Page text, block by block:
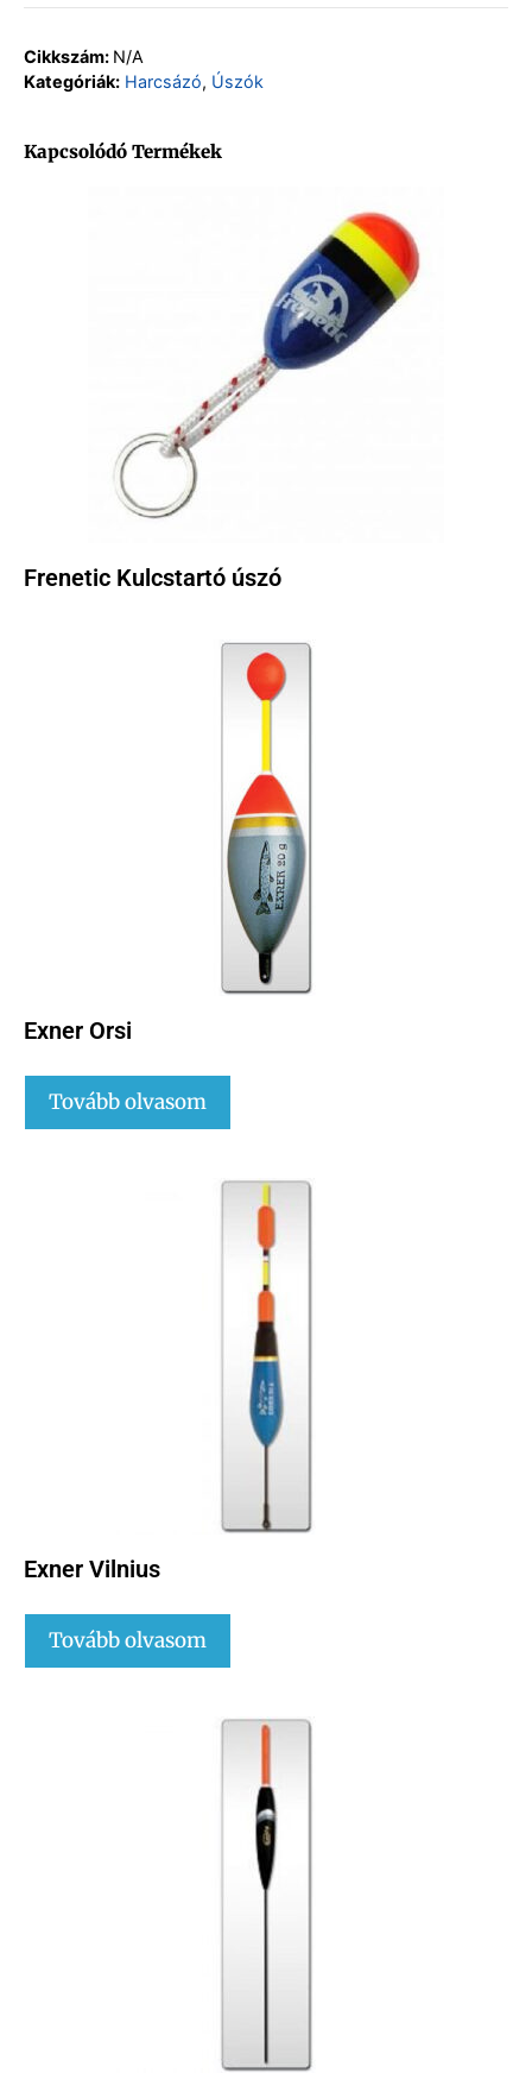
Cikkszám: N/A
Kategóriák: Harcsázó, Úszók
Kapcsolódó Termékek
Frenetic Kulcstartó úszó
Exner Orsi
Tovább olvasom
Exner Vilnius
Tovább olvasom